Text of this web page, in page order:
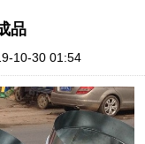
品
10-30 01:54